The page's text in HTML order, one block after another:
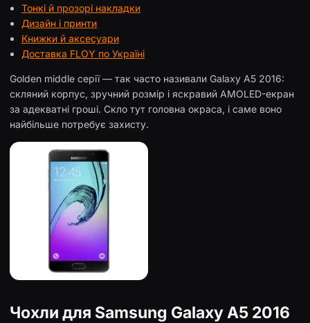
Тонкі й прозорі накладки
Дизайн і принти
Книжки й аксесуари
Доставка FLOY по Україні
Golden middle серії — так часто називали Galaxy A5 2016:
скляний корпус, зручний розмір і яскравий AMOLED-екран
за адекватні гроші. Скло тут головна окраса, і саме воно
найбільше потребує захисту.
Чохли для Samsung Galaxy A5 2016